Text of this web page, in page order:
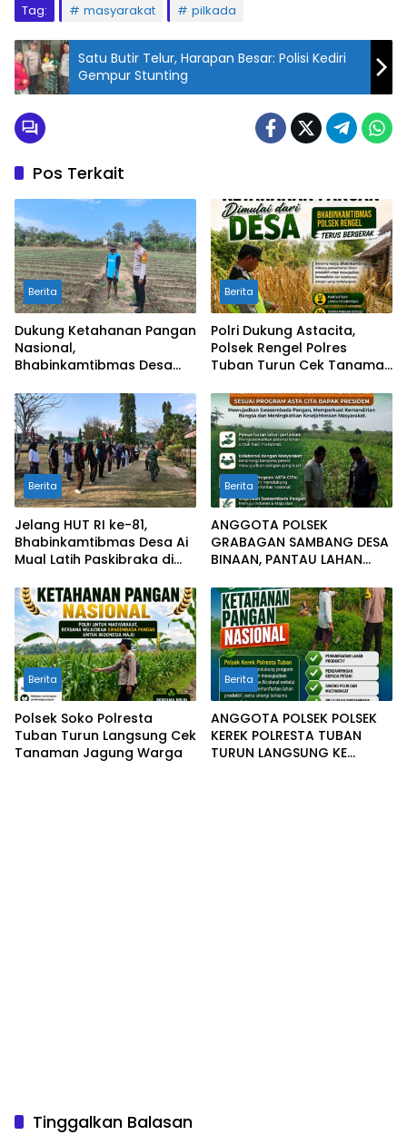
Tag: masyarakat pilkada
Satu Butir Telur, Harapan Besar: Polisi Kediri
Gempur Stunting
Pos Terkait
Berita
Dukung Ketahanan Pangan
Nasional,
Bhabinkamtibmas Desa
Petani Cabai dan Dorong
Pemanfaatan Pekarangan
Berita
Polri Dukung Astacita,
Polsek Rengel Polres
Tuban Turun Cek Tanaman
Berita
Jelang HUT RI ke-81,
Bhabinkamtibmas Desa Ai
Mual Latih Paskibraka di
Kecamatan Lantung
Berita
ANGGOTA POLSEK
GRABAGAN SAMBANG DESA
BINAAN, PANTAU LAHAN
SISTEM IRIGASI MASIH
LANCAR
Berita
Polsek Soko Polresta
Tuban Turun Langsung Cek
Tanaman Jagung Warga
Berita
ANGGOTA POLSEK POLSEK
KEREK POLRESTA TUBAN
TURUN LANGSUNG KE
Tinggalkan Balasan